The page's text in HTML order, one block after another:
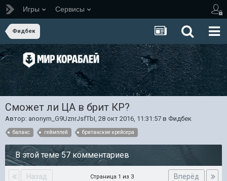
Игры Сервисы
Фидбек
Сможет ли ЦА в брит КР?
Автор: anonym_G9UznrJsfTbI, 28 окт 2016, 11:31:57 в Фидбек
баланс геймплей британские крейсера
В этой теме 57 комментариев
Назад Вперёд
Страница 1 из 3